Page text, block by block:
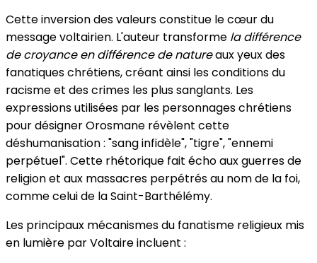
Cette inversion des valeurs constitue le cœur du
message voltairien. L'auteur transforme la différence
de croyance en différence de natureaux yeux des
fanatiques chrétiens, créant ainsi les conditions du
racisme et des crimes les plus sanglants. Les
expressions utilisées par les personnages chrétiens
pour désigner Orosmane révèlent cette
déshumanisation : "sang infidèle", "tigre", "ennemi
perpétuel". Cette rhétorique fait écho aux guerres de
religion et aux massacres perpétrés au nom de la foi,
comme celui de la Saint-Barthélémy.
Les principaux mécanismes du fanatisme religieux mis
en lumière par Voltaire incluent :